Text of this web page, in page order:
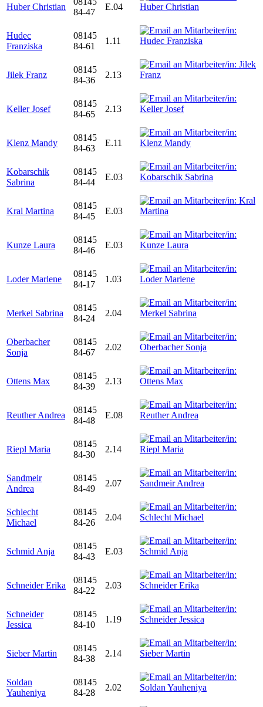
Huber Christian
84-47
E.04
Hudec
Franziska
08145
84-61
1.11
Jilek Franz
08145
84-36
2.13
Keller Josef
08145
84-65
2.13
Klenz Mandy
08145
84-63
E.11
Kobarschik
Sabrina
08145
84-44
E.03
Kral Martina
08145
84-45
E.03
Kunze Laura
08145
84-46
E.03
Loder Marlene
08145
84-17
1.03
Merkel Sabrina
08145
84-24
2.04
Oberbacher
Sonja
08145
84-67
2.02
Ottens Max
08145
84-39
2.13
Reuther Andrea
08145
84-48
E.08
Riepl Maria
08145
84-30
2.14
Sandmeir
Andrea
08145
84-49
2.07
Schlecht
Michael
08145
84-26
2.04
Schmid Anja
08145
84-43
E.03
Schneider Erika
08145
84-22
2.03
Schneider
Jessica
08145
84-10
1.19
Sieber Martin
08145
84-38
2.14
Soldan
Yauheniya
08145
84-28
2.02